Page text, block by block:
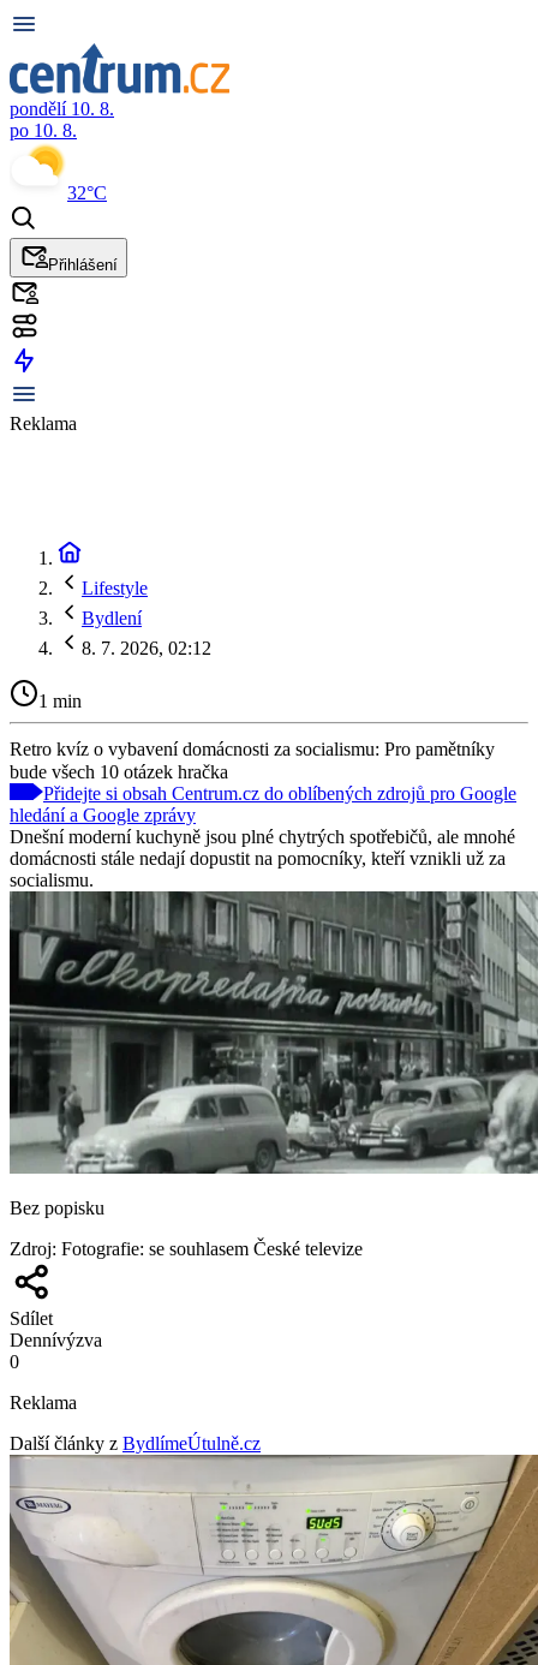
pondělí 10. 8.
po 10. 8.
32°C
Přihlášení
Reklama
Lifestyle
Bydlení
8. 7. 2026, 02:12
1 min
Retro kvíz o vybavení domácnosti za socialismu: Pro pamětníky
bude všech 10 otázek hračka
Přidejte si obsah Centrum.cz do oblíbených zdrojů pro Google
hledání a Google zprávy
Dnešní moderní kuchyně jsou plné chytrých spotřebičů, ale mnohé
domácnosti stále nedají dopustit na pomocníky, kteří vznikli už za
socialismu.
Bez popisku
Zdroj: Fotografie: se souhlasem České televize
Sdílet
Dennívýzva
0
Reklama
Další články z BydlímeÚtulně.cz